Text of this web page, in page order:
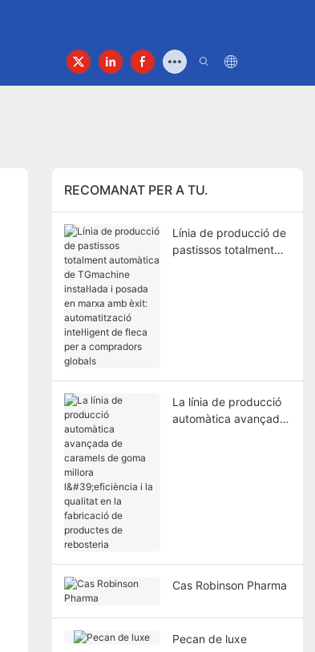
RECOMANAT PER A TU.
Línia de producció de
pastissos totalment
La línia de producció
automàtica avançada
Cas Robinson Pharma
Pecan de luxe